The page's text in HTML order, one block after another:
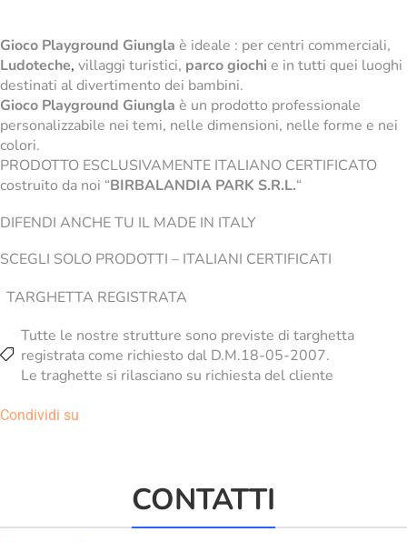
Gioco Playground Giungla è ideale : per centri commerciali,
Ludoteche, villaggi turistici, parco giochi e in tutti quei luoghi
destinati al divertimento dei bambini.
Gioco Playground Giungla è un prodotto professionale
personalizzabile nei temi, nelle dimensioni, nelle forme e nei
colori.
PRODOTTO ESCLUSIVAMENTE ITALIANO CERTIFICATO
costruito da noi “BIRBALANDIA PARK S.R.L.“
DIFENDI ANCHE TU IL MADE IN ITALY
SCEGLI SOLO PRODOTTI – ITALIANI CERTIFICATI
TARGHETTA REGISTRATA
Tutte le nostre strutture sono previste di targhetta
registrata come richiesto dal D.M.18-05-2007.
Le traghette si rilasciano su richiesta del cliente
Condividi su
CONTATTI